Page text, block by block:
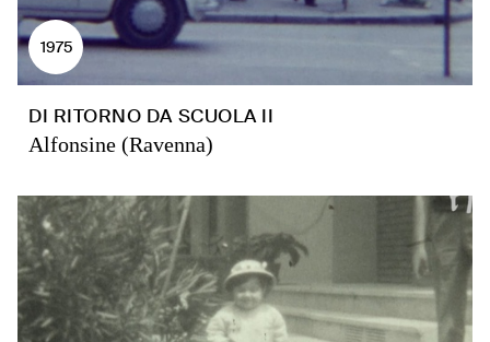
1975
DI RITORNO DA SCUOLA II
Alfonsine (Ravenna)